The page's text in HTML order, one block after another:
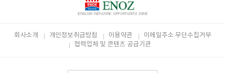
회사소개 개인정보취급방침 이용약관
이메일주소 무단수집거부
협력업체 및 콘텐츠 공급기관